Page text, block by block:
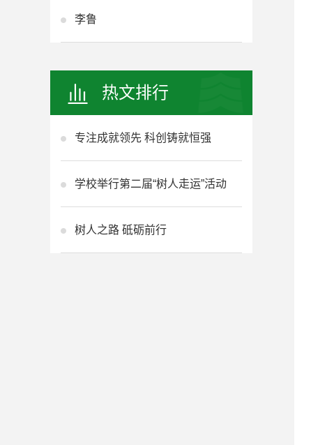
李鲁
热文排行
专注成就领先 科创铸就恒强
学校举行第二届“树人走运”活动
树人之路 砥砺前行